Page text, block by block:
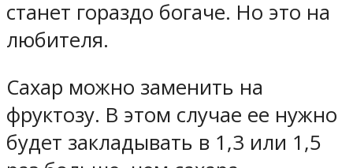
станет гораздо богаче. Но это на
любителя.
Сахар можно заменить на
фруктозу. В этом случае ее нужно
будет закладывать в 1,3 или 1,5